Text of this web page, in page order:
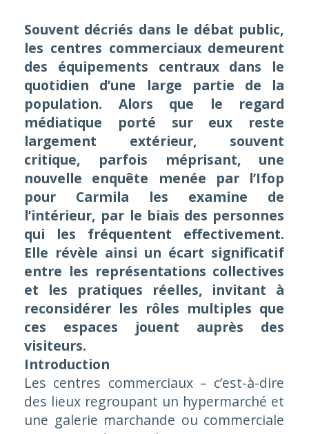
Souvent décriés dans le débat public,
les centres commerciaux demeurent
des équipements centraux dans le
quotidien d’une large partie de la
population. Alors que le regard
médiatique porté sur eux reste
largement extérieur, souvent
critique, parfois méprisant, une
nouvelle enquête menée par l’Ifop
pour Carmila les examine de
l’intérieur, par le biais des personnes
qui les fréquentent effectivement.
Elle révèle ainsi un écart significatif
entre les représentations collectives
et les pratiques réelles, invitant à
reconsidérer les rôles multiples que
ces espaces jouent auprès des
visiteurs.
Introduction
Les centres commerciaux – c’est-à-dire
des lieux regroupant un hypermarché et
une galerie marchande ou commerciale